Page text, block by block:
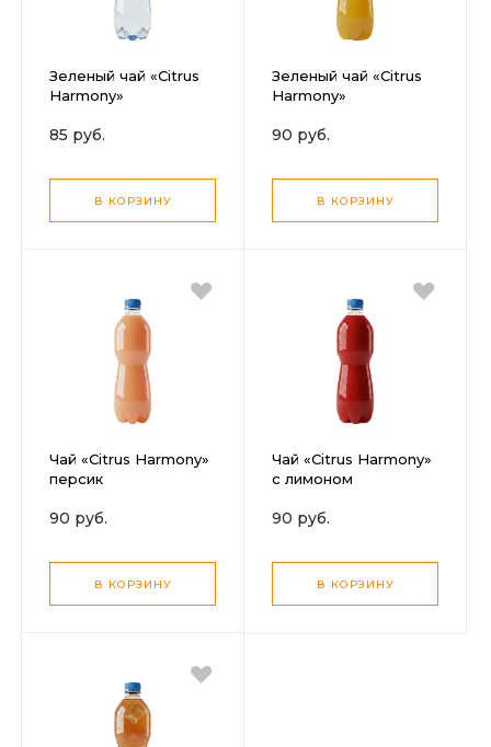
Зеленый чай «Citrus
Harmony»
85 руб.
В КОРЗИНУ
Зеленый чай «Citrus
Harmony»
90 руб.
В КОРЗИНУ
Чай «Citrus Harmony»
персик
90 руб.
В КОРЗИНУ
Чай «Citrus Harmony»
с лимоном
90 руб.
В КОРЗИНУ